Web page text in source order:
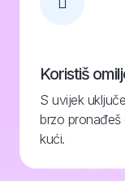
Koristiš
S uvijek
brzo pronađeš
kući.